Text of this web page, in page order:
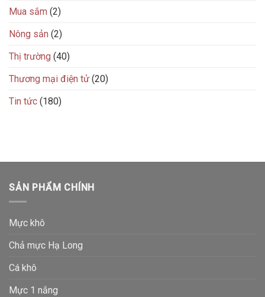
Mua sắm (2)
Nông sản (2)
Thị trường (40)
Thương mại điện tử (20)
Tin tức (180)
SẢN PHẨM CHÍNH
Mực khô
Chả mực Hạ Long
Cá khô
Mực 1 nắng